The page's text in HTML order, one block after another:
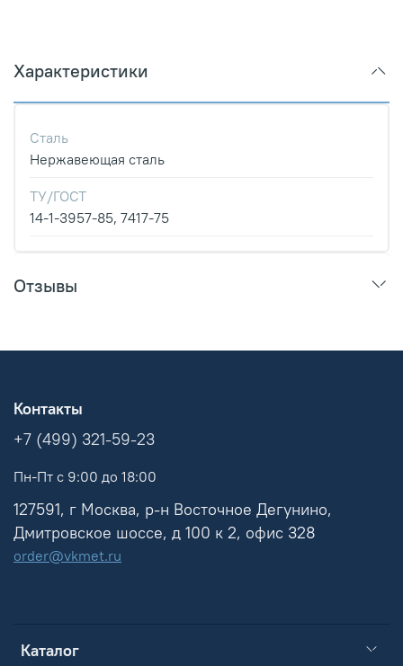
Характеристики
Сталь
Нержавеющая сталь
ТУ/ГОСТ
14-1-3957-85, 7417-75
Отзывы
Каталог
Контакты
+7 (499) 321-59-23
Пн-Пт с 9:00 до 18:00
127591, г Москва, р-н Восточное Дегунино,
Дмитровское шоссе, д 100 к 2, офис 328
order@vkmet.ru